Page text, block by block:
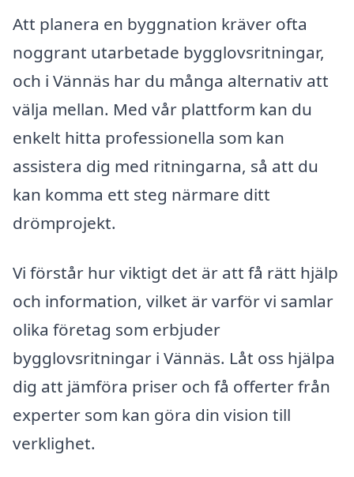
Att planera en byggnation kräver ofta
noggrant utarbetade bygglovsritningar,
och i Vännäs har du många alternativ att
välja mellan. Med vår plattform kan du
enkelt hitta professionella som kan
assistera dig med ritningarna, så att du
kan komma ett steg närmare ditt
drömprojekt.
Vi förstår hur viktigt det är att få rätt hjälp
och information, vilket är varför vi samlar
olika företag som erbjuder
bygglovsritningar i Vännäs. Låt oss hjälpa
dig att jämföra priser och få offerter från
experter som kan göra din vision till
verklighet.